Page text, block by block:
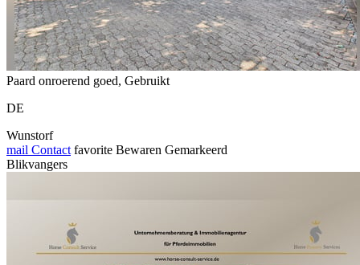
Paard onroerend goed, Gebruikt
DE
Wunstorf
mail Contact favorite Bewaren Gemarkeerd
Blikvangers